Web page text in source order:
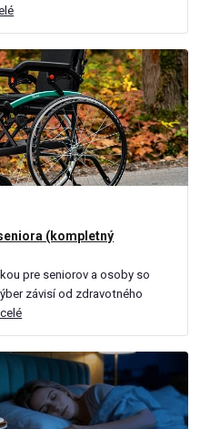
(kompletný
pre seniorov a osoby so
závisí od zdravotného